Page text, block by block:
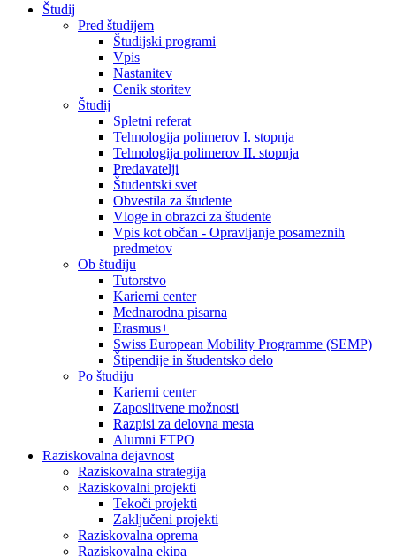
Študij
Pred študijem
Študijski programi
Vpis
Nastanitev
Cenik storitev
Študij
Spletni referat
Tehnologija polimerov I. stopnja
Tehnologija polimerov II. stopnja
Predavatelji
Študentski svet
Obvestila za študente
Vloge in obrazci za študente
Vpis kot občan - Opravljanje posameznih
predmetov
Ob študiju
Tutorstvo
Karierni center
Mednarodna pisarna
Erasmus+
Swiss European Mobility Programme (SEMP)
Štipendije in študentsko delo
Po študiju
Karierni center
Zaposlitvene možnosti
Razpisi za delovna mesta
Alumni FTPO
Raziskovalna dejavnost
Raziskovalna strategija
Raziskovalni projekti
Tekoči projekti
Zaključeni projekti
Raziskovalna oprema
Raziskovalna ekipa